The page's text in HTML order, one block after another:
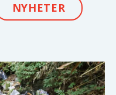
NYHETER